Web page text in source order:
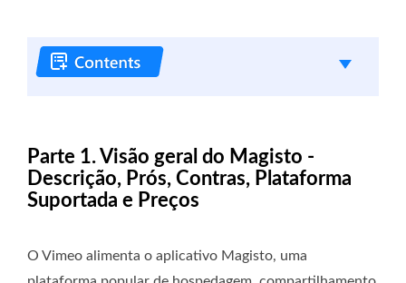
Parte 1. Visão geral do Magisto -
Descrição, Prós, Contras, Plataforma
Suportada e Preços
O Vimeo alimenta o aplicativo Magisto, uma